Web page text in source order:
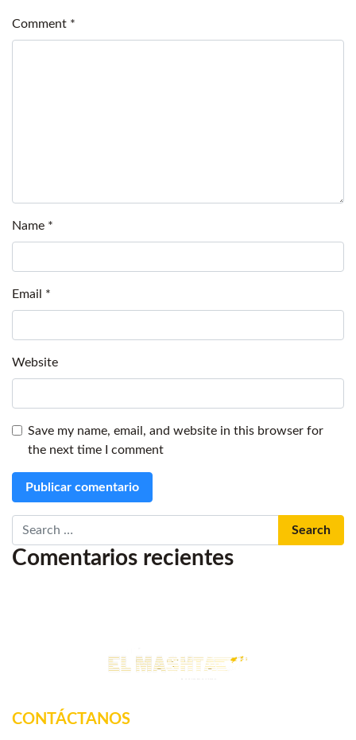
Comment *
Name *
Email *
Website
Save my name, email, and website in this browser for
the next time I comment
Search
Comentarios recientes
CONTÁCTANOS